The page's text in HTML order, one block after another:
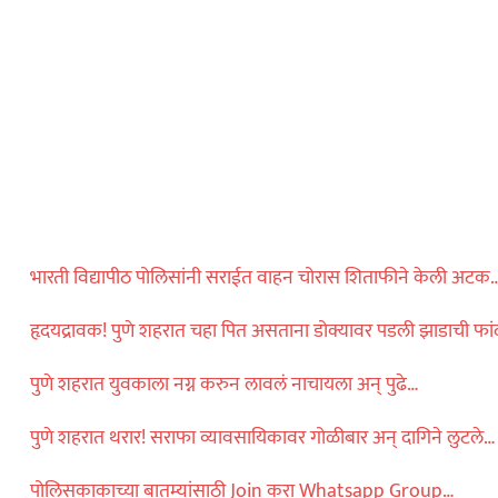
गोळी…
भारती विद्यापीठ पोलिसांनी सराईत वाहन चोरास शिताफीने केली
हृदयद्रावक! पुणे शहरात चहा पित असताना डोक्यावर पडली झाडाची
पुणे शहरात युवकाला नग्न करुन लावलं नाचायला अन् पुढे…
पुणे शहरात थरार! सराफा व्यावसायिकावर गोळीबार अन् दागिने लुटले…